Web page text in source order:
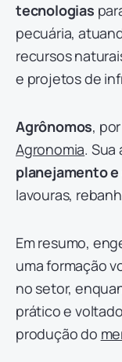
tecnologias
pecuária,
recursos
e projetos de
Agrônomos,
Agronomia. Sua
planejamento
lavouras,
Em resumo,
uma formação
no setor,
prático e
produção do